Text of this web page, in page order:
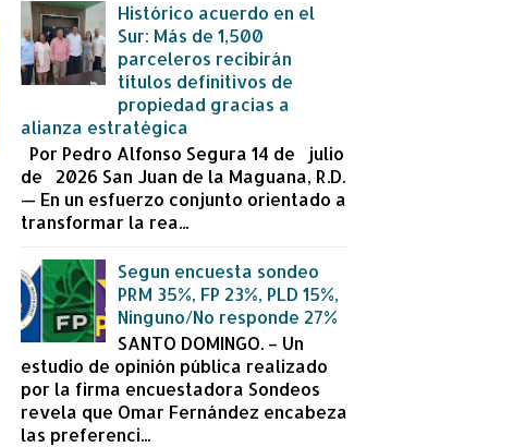
Histórico acuerdo en el
Sur: Más de 1,500
parceleros recibirán
títulos definitivos de
propiedad gracias a
alianza estratégica
Por Pedro Alfonso Segura 14 de julio
de 2026 San Juan de la Maguana, R.D.
— En un esfuerzo conjunto orientado a
transformar la rea...
Segun encuesta sondeo
PRM 35%, FP 23%, PLD 15%,
Ninguno/No responde 27%
SANTO DOMINGO. – Un
estudio de opinión pública realizado
por la firma encuestadora Sondeos
revela que Omar Fernández encabeza
las preferenci...